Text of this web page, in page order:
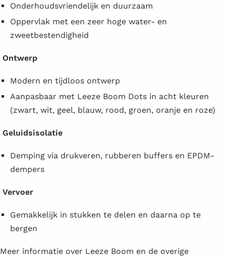
Onderhoudsvriendelijk en duurzaam
Oppervlak met een zeer hoge water- en
zweetbestendigheid
Ontwerp
Modern en tijdloos ontwerp
Aanpasbaar met Leeze Boom Dots in acht kleuren
(zwart, wit, geel, blauw, rood, groen, oranje en roze)
Geluidsisolatie
Demping via drukveren, rubberen buffers en EPDM-
dempers
Vervoer
Gemakkelijk in stukken te delen en daarna op te
bergen
Meer informatie over Leeze Boom en de overige